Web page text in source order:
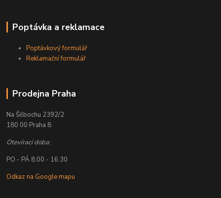
Poptávka a reklamace
Poptávkový formulář
Reklamační formulář
Prodejna Praha
Na Šilbochu 2392/2
180 00 Praha 8
Otevírací doba:
PO - PÁ 8:00 - 16:30
Odkaz na Google mapu